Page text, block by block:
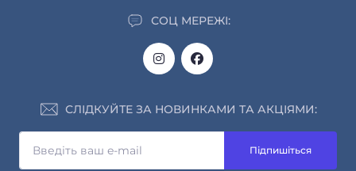
СОЦ МЕРЕЖІ:
СЛІДКУЙТЕ ЗА НОВИНКАМИ ТА АКЦІЯМИ:
Підпишіться